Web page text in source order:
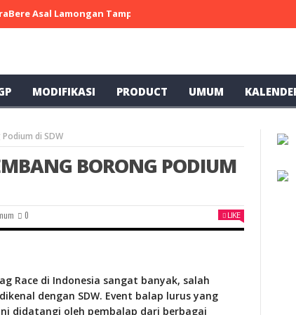
Asal Lamongan Tampil Kompetitif, Raih Tiga Podium di
MODIFIKASI PRODUCT UMUM
di SDW
BORONG PODIUM
0 LIKE
Race di Indonesia sangat banyak, salah
dengan SDW. Event balap lurus yang
didatangi oleh pembalap dari berbagai